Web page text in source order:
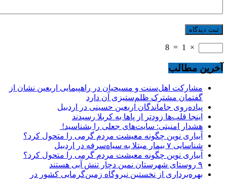
×
1
=
8
آخرین مطالب
مشارکت اهل‌سنت و مسیحیان در راهپیمایی اربعین نشان از
گفتمان مشترک ظلم‌ستیزی آن دارد
پیاده‌روی جاماندگان اربعین حسینی در اردبیل
اینجا قلب‌ها زودتر از پاها به کربلا رسیدند
هشدار امنیتی: سایت‌های جعلی را بشناسید!
آبیاری نوین چگونه معیشت مردم گرمی را متحول کرد؟
شناسایی ۷ بیمار مبتلا به سیاه‌سرفه در اردبیل
آبیاری نوین چگونه معیشت مردم گرمی را متحول کرد؟
۹ روستای شهرستان نمین دچار تنش آبی هستند
بهره‌برداری از نخستین نیروگاه زمین‌گرمایی کشور در